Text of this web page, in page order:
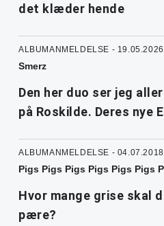
det klæder hende
ALBUMANMELDELSE - 19.05.2026
Smerz
Den her duo ser jeg
på Roskilde. Deres nye
ALBUMANMELDELSE - 04.07.2018
Pigs Pigs Pigs Pigs Pigs Pigs
Hvor mange grise skal
pære?